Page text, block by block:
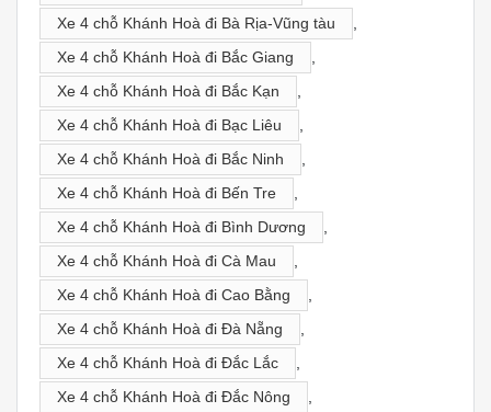
Xe 4 chỗ Khánh Hoà đi Bà Rịa-Vũng tàu
,
Xe 4 chỗ Khánh Hoà đi Bắc Giang
,
Xe 4 chỗ Khánh Hoà đi Bắc Kạn
,
Xe 4 chỗ Khánh Hoà đi Bạc Liêu
,
Xe 4 chỗ Khánh Hoà đi Bắc Ninh
,
Xe 4 chỗ Khánh Hoà đi Bến Tre
,
Xe 4 chỗ Khánh Hoà đi Bình Dương
,
Xe 4 chỗ Khánh Hoà đi Cà Mau
,
Xe 4 chỗ Khánh Hoà đi Cao Bằng
,
Xe 4 chỗ Khánh Hoà đi Đà Nẵng
,
Xe 4 chỗ Khánh Hoà đi Đắc Lắc
,
Xe 4 chỗ Khánh Hoà đi Đắc Nông
,